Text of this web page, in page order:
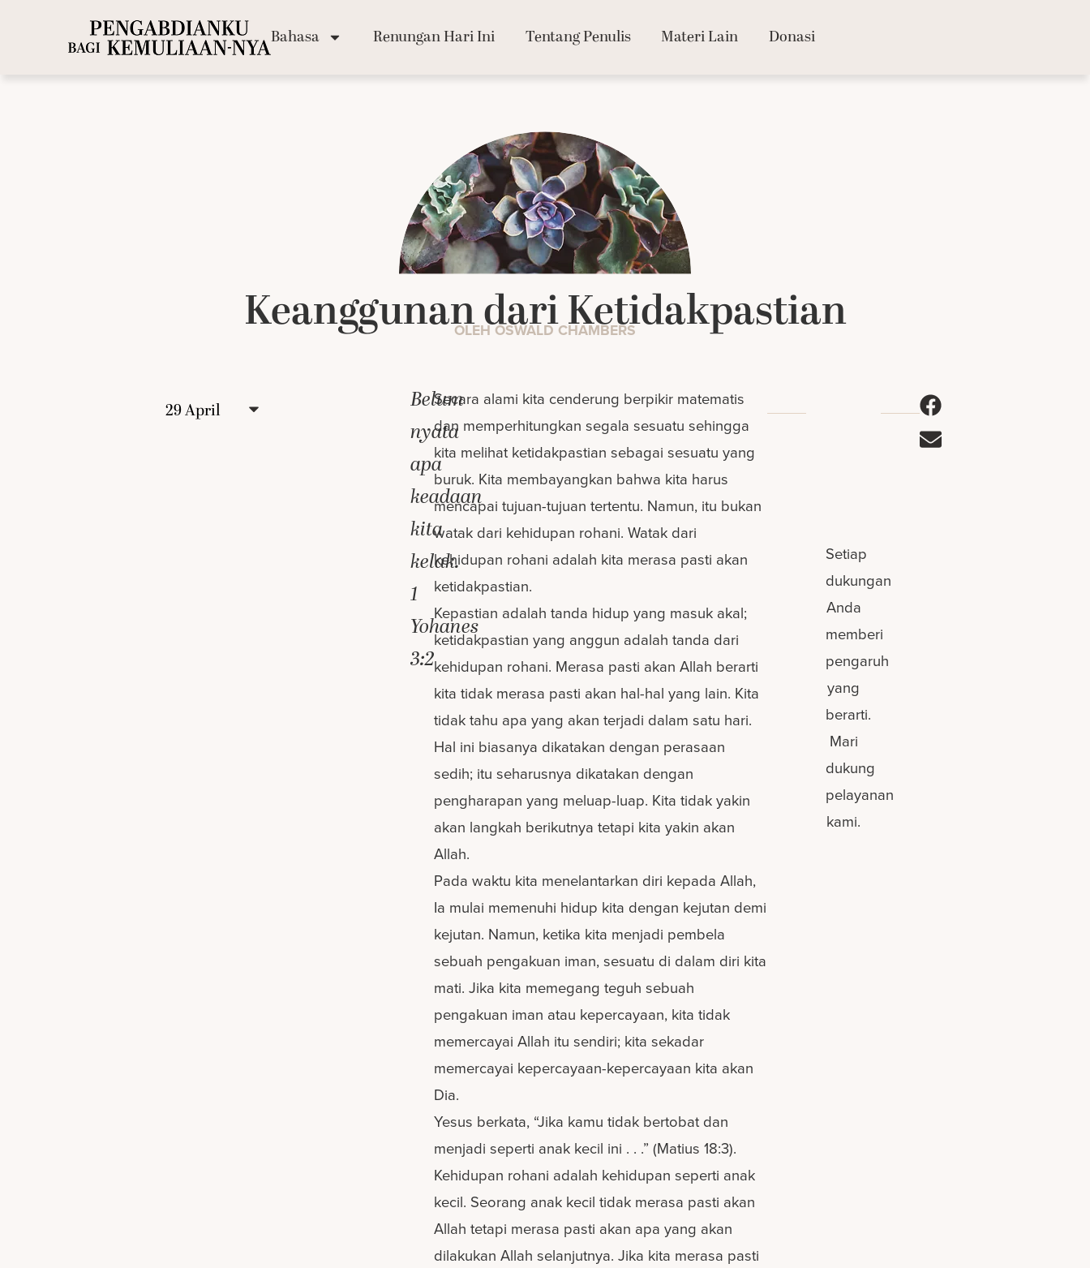
Bahasa Renungan Hari Ini Tentang Penulis Materi Lain Donasi
Keanggunan dari Ketidakpastian
OLEH OSWALD CHAMBERS
Belum
nyata
apa
keadaan
kita
kelak.
1
Yohanes
3:2
Secara alami kita cenderung berpikir matematis
dan memperhitungkan segala sesuatu sehingga
kita melihat ketidakpastian sebagai sesuatu yang
buruk. Kita membayangkan bahwa kita harus
mencapai tujuan-tujuan tertentu. Namun, itu bukan
watak dari kehidupan rohani. Watak dari
kehidupan rohani adalah kita merasa pasti akan
ketidakpastian.
Kepastian adalah tanda hidup yang masuk akal;
ketidakpastian yang anggun adalah tanda dari
kehidupan rohani. Merasa pasti akan Allah berarti
kita tidak merasa pasti akan hal-hal yang lain. Kita
tidak tahu apa yang akan terjadi dalam satu hari.
Hal ini biasanya dikatakan dengan perasaan
sedih; itu seharusnya dikatakan dengan
pengharapan yang meluap-luap. Kita tidak yakin
akan langkah berikutnya tetapi kita yakin akan
Allah.
Pada waktu kita menelantarkan diri kepada Allah,
Ia mulai memenuhi hidup kita dengan kejutan demi
kejutan. Namun, ketika kita menjadi pembela
sebuah pengakuan iman, sesuatu di dalam diri kita
mati. Jika kita memegang teguh sebuah
pengakuan iman atau kepercayaan, kita tidak
memercayai Allah itu sendiri; kita sekadar
memercayai kepercayaan-kepercayaan kita akan
Dia.
Yesus berkata, “Jika kamu tidak bertobat dan
menjadi seperti anak kecil ini . . .” (Matius 18:3).
Kehidupan rohani adalah kehidupan seperti anak
kecil. Seorang anak kecil tidak merasa pasti akan
Allah tetapi merasa pasti akan apa yang akan
dilakukan Allah selanjutnya. Jika kita merasa pasti
Setiap
dukungan
Anda
memberi
pengaruh
yang
berarti.
Mari
dukung
pelayanan
kami.